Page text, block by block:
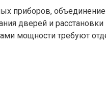
приборов,
дверей и
мощности требуют